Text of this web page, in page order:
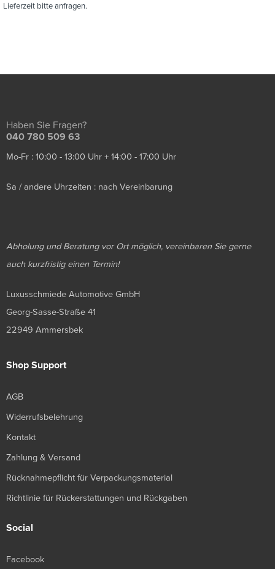
Lieferzeit bitte anfragen.
Haben Sie Fragen?
040 780 509 63
Mo-Fr : 10:00 - 13:00 Uhr + 14:00 - 17:00 Uhr
Sa / andere Uhrzeiten : nach Vereinbarung
Abholung und Beratung vor Ort möglich, vereinbaren Sie gerne
auch kurzfristig einen Termin!
Luxusschmiede Automotive GmbH
Georg-Sasse-Straße 41
22949 Ammersbek
Shop Support
AGB
Widerrufsbelehrung
Kontakt
Zahlung & Versand
Rücknahmepflicht für Verpackungsmaterial
Richtlinie für Rückerstattungen und Rückgaben
Social
Facebook